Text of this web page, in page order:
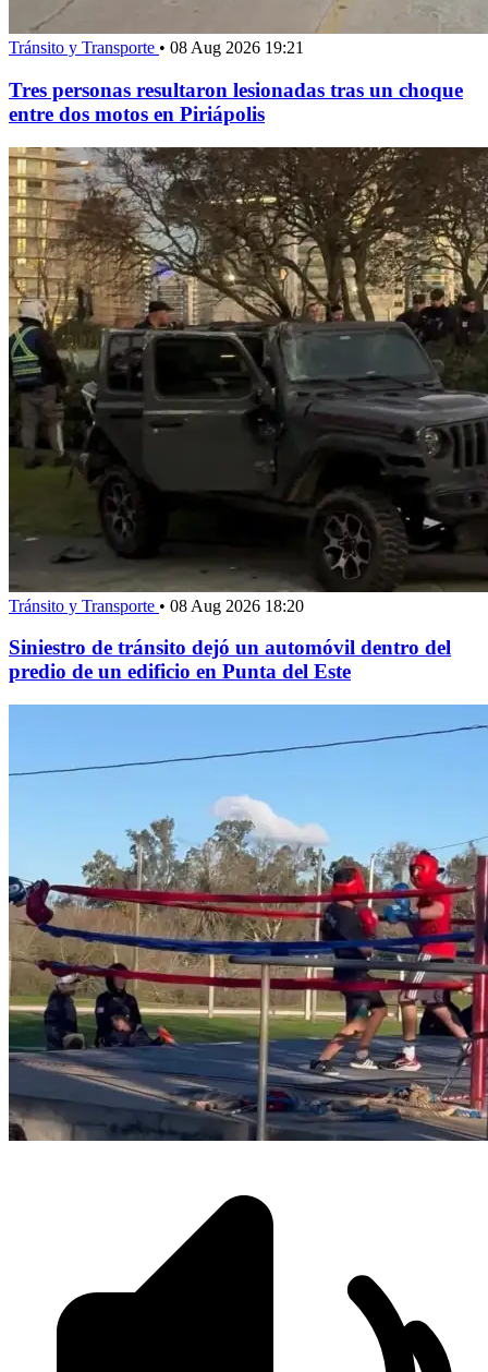
Tránsito y Transporte • 08 Aug 2026 19:21
Tres personas resultaron lesionadas tras un choque
entre dos motos en Piriápolis
Tránsito y Transporte • 08 Aug 2026 18:20
Siniestro de tránsito dejó un automóvil dentro del
predio de un edificio en Punta del Este